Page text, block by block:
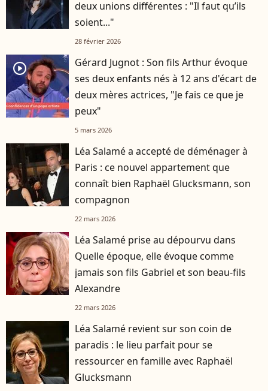
deux unions différentes : "Il faut qu’ils
soient..."
28 février 2026
player2
Gérard Jugnot : Son fils Arthur évoque
ses deux enfants nés à 12 ans d'écart de
deux mères actrices, "Je fais ce que je
peux"
5 mars 2026
Léa Salamé a accepté de déménager à
Paris : ce nouvel appartement que
connaît bien Raphaël Glucksmann, son
compagnon
22 mars 2026
Léa Salamé prise au dépourvu dans
Quelle époque, elle évoque comme
jamais son fils Gabriel et son beau-fils
Alexandre
22 mars 2026
Léa Salamé revient sur son coin de
paradis : le lieu parfait pour se
ressourcer en famille avec Raphaël
Glucksmann